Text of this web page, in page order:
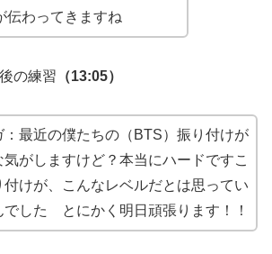
伝わってきますね
の練習 （13:05）
：最近の僕たちの（BTS）振り付けが
気がしますけど？本当にハードですこ
付けが、こんなレベルだとは思ってい
でした とにかく明日頑張ります！！